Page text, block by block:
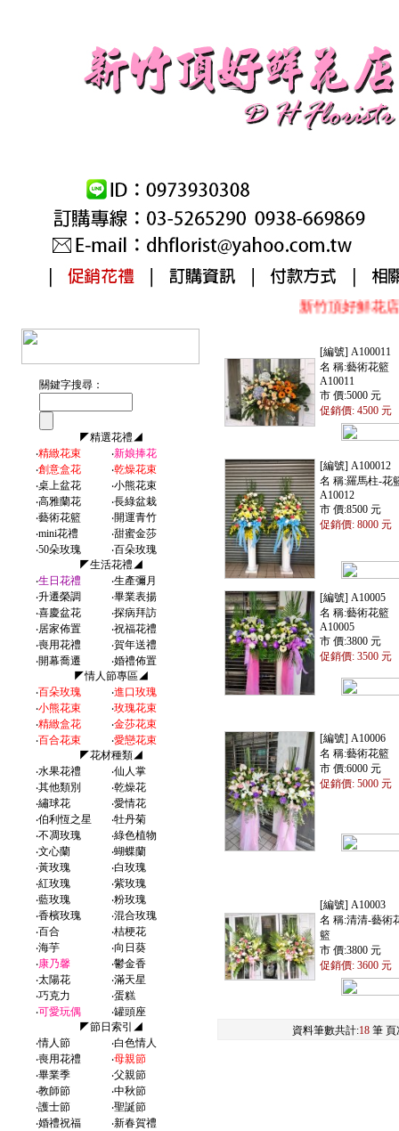
新竹頂好鮮花
關鍵字搜尋：
◤精選花禮◢
‧精緻花束 ‧新娘捧花
‧創意盒花 ‧乾燥花束
‧桌上盆花 ‧小熊花束
‧高雅蘭花 ‧長綠盆栽
‧藝術花籃 ‧開運青竹
‧mini花禮 ‧甜蜜金莎
‧50朵玫瑰 ‧百朵玫瑰
◤生活花禮◢
‧生日花禮 ‧生產彌月
‧升遷榮調 ‧畢業表揚
‧喜慶盆花 ‧探病拜訪
‧居家佈置 ‧祝福花禮
‧喪用花禮 ‧賀年送禮
‧開幕喬遷 ‧婚禮佈置
◤情人節專區◢
‧百朵玫瑰 ‧進口玫瑰
‧小熊花束 ‧玫瑰花束
‧精緻盒花 ‧金莎花束
‧百合花束 ‧愛戀花束
◤花材種類◢
‧水果花禮 ‧仙人掌
‧其他類別 ‧乾燥花
‧繡球花 ‧愛情花
‧伯利恆之星 ‧牡丹菊
‧不凋玫瑰 ‧綠色植物
‧文心蘭 ‧蝴蝶蘭
‧黃玫瑰 ‧白玫瑰
‧紅玫瑰 ‧紫玫瑰
‧藍玫瑰 ‧粉玫瑰
‧香檳玫瑰 ‧混合玫瑰
‧百合 ‧桔梗花
‧海芋 ‧向日葵
‧康乃馨 ‧鬱金香
‧太陽花 ‧滿天星
‧巧克力 ‧蛋糕
‧可愛玩偶 ‧罐頭座
◤節日索引◢
‧情人節 ‧白色情人
‧喪用花禮 ‧母親節
‧畢業季 ‧父親節
‧教師節 ‧中秋節
‧護士節 ‧聖誕節
‧婚禮祝福 ‧新春賀禮
[編號] A100011
名 稱:藝術花籃
A10011
市 價:5000 元
促銷價: 4500 元
[編號] A100012
名 稱:羅馬柱-花
A10012
市 價:8500 元
促銷價: 8000 元
[編號] A10005
名 稱:藝術花籃
A10005
市 價:3800 元
促銷價: 3500 元
[編號] A10006
名 稱:藝術花籃
市 價:6000 元
促銷價: 5000 元
[編號] A10003
名 稱:清清-藝術
籃
市 價:3800 元
促銷價: 3600 元
資料筆數共計:18筆 頁